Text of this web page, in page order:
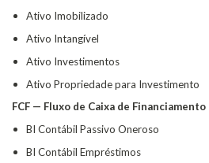
Ativo Imobilizado
Ativo Intangível
Ativo Investimentos
Ativo Propriedade para Investimento
FCF — Fluxo de Caixa de Financiamento
BI Contábil Passivo Oneroso
BI Contábil Empréstimos